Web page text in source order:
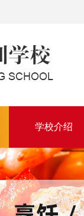
学校介绍